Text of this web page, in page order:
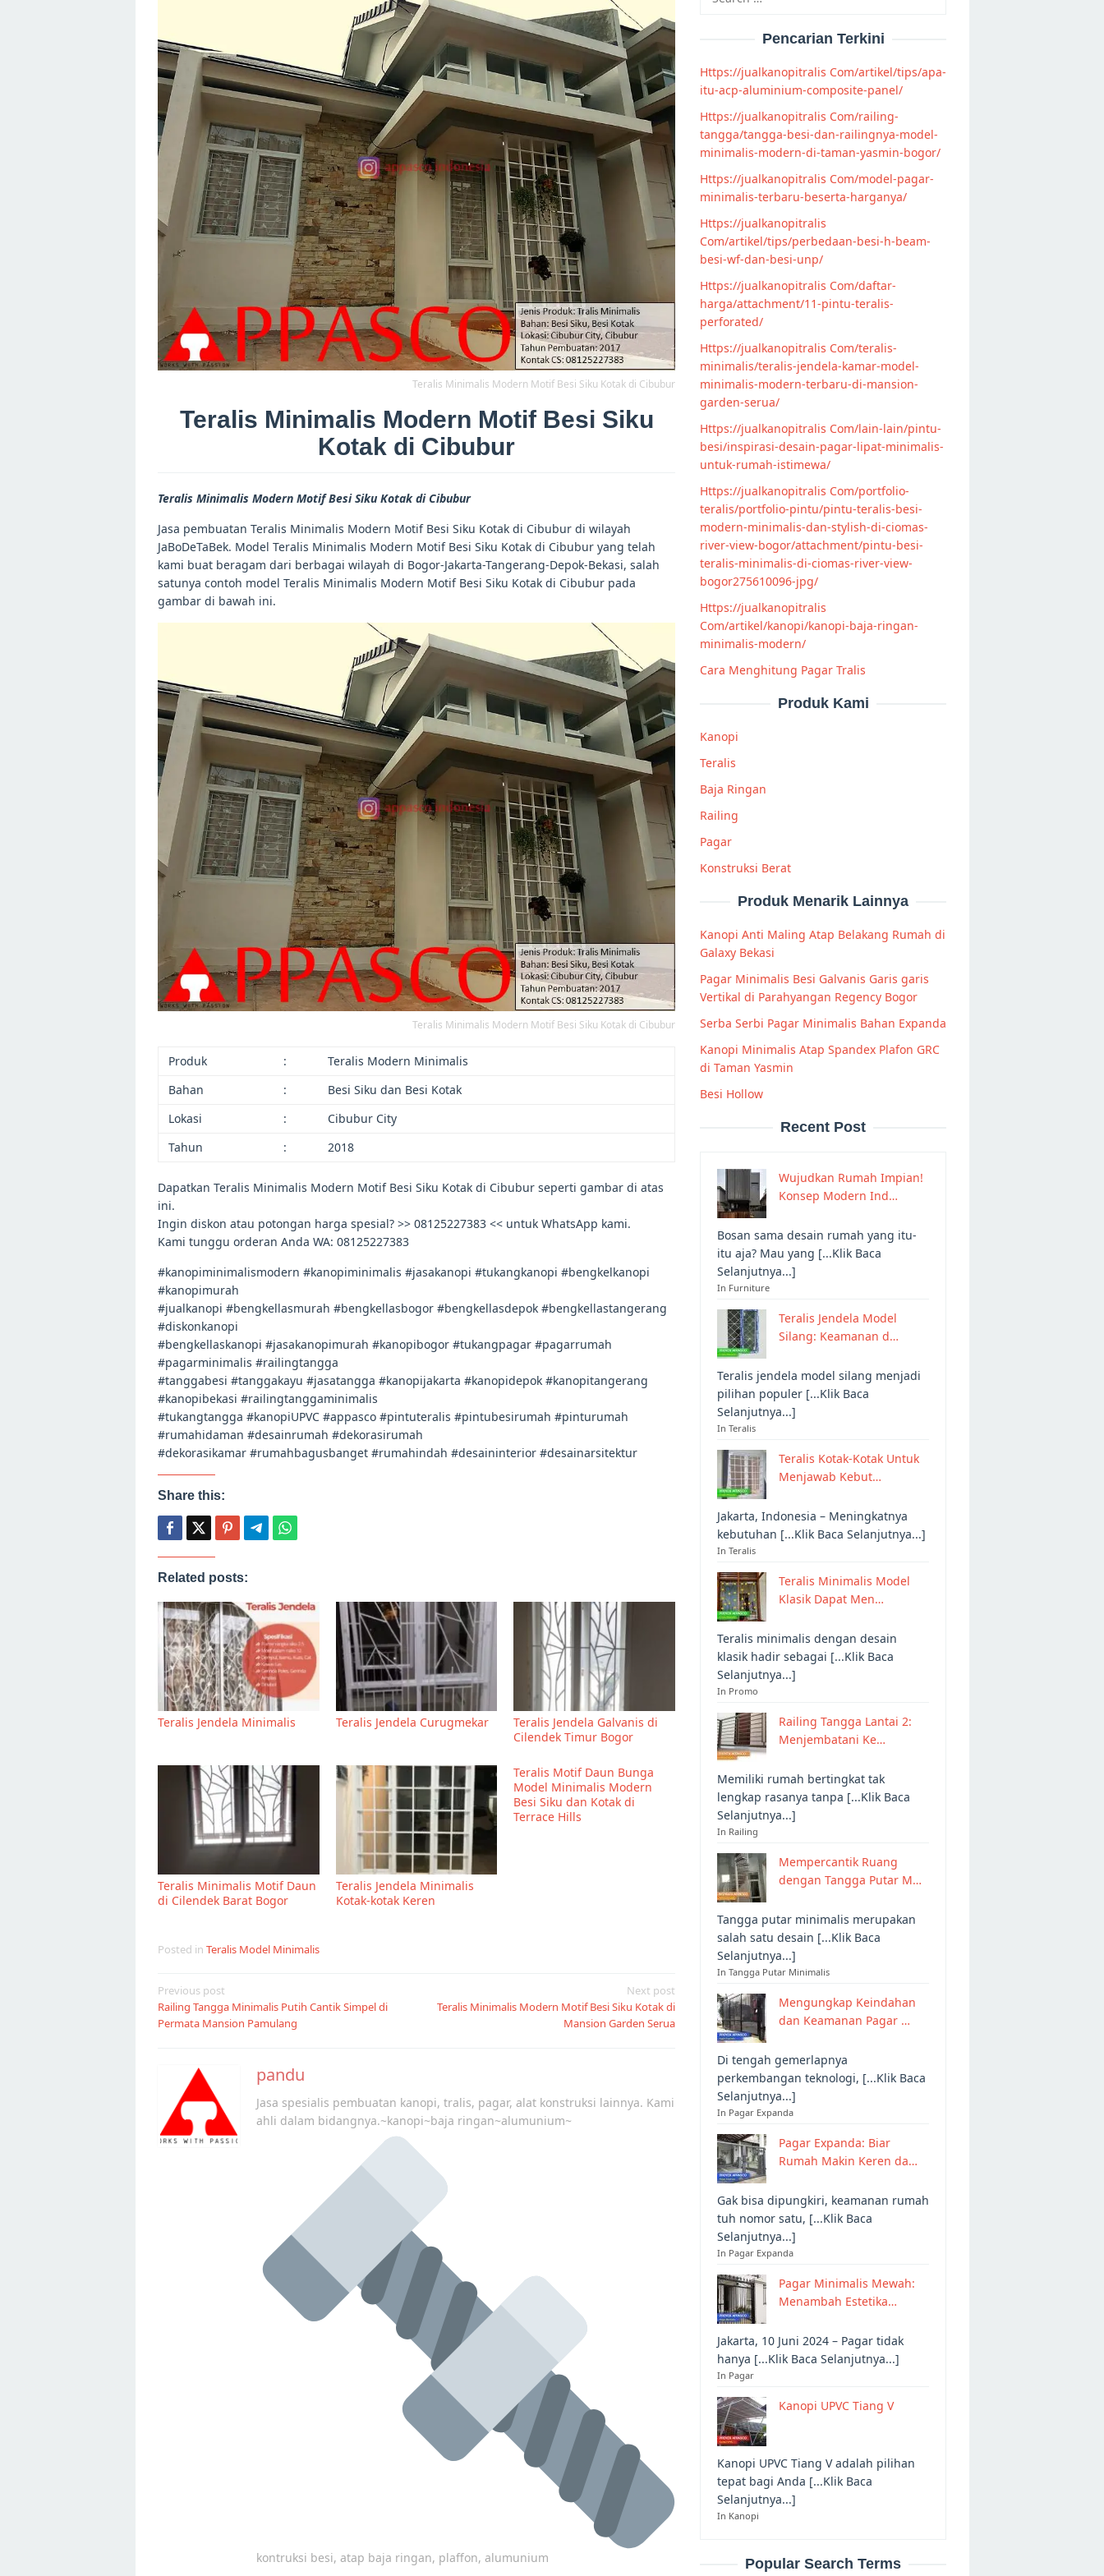
Teralis Minimalis Modern Motif Besi Siku Kotak di Cibubur
Teralis Minimalis Modern Motif Besi Siku
Kotak di Cibubur
Teralis Minimalis Modern Motif Besi Siku Kotak di Cibubur
Jasa pembuatan Teralis Minimalis Modern Motif Besi Siku Kotak di Cibubur di wilayah
JaBoDeTaBek. Model Teralis Minimalis Modern Motif Besi Siku Kotak di Cibubur yang telah
kami buat beragam dari berbagai wilayah di Bogor-Jakarta-Tangerang-Depok-Bekasi, salah
satunya contoh model Teralis Minimalis Modern Motif Besi Siku Kotak di Cibubur pada
gambar di bawah ini.
Teralis Minimalis Modern Motif Besi Siku Kotak di Cibubur
Produk :
Teralis Modern Minimalis
Bahan
:
Besi Siku dan Besi Kotak
Lokasi
:
Cibubur City
Tahun
: 2018
Dapatkan Teralis Minimalis Modern Motif Besi Siku Kotak di Cibubur seperti gambar di atas
ini.
Ingin diskon atau potongan harga spesial? >> 08125227383 << untuk WhatsApp kami.
Kami tunggu orderan Anda WA: 08125227383
#kanopiminimalismodern #kanopiminimalis #jasakanopi #tukangkanopi #bengkelkanopi
#kanopimurah
#jualkanopi #bengkellasmurah #bengkellasbogor #bengkellasdepok #bengkellastangerang
#diskonkanopi
#bengkellaskanopi #jasakanopimurah #kanopibogor #tukangpagar #pagarrumah
#pagarminimalis #railingtangga
#tanggabesi #tanggakayu #jasatangga #kanopijakarta #kanopidepok #kanopitangerang
#kanopibekasi #railingtanggaminimalis
#tukangtangga #kanopiUPVC #appasco #pintuteralis #pintubesirumah #pinturumah
#rumahidaman #desainrumah #dekorasirumah
#dekorasikamar #rumahbagusbanget #rumahindah #desaininterior #desainarsitektur
Share this:
Related posts:
Teralis Jendela Minimalis Teralis Jendela Curugmekar
Teralis Jendela Galvanis di
Cilendek Timur Bogor
Teralis Minimalis Motif Daun
di Cilendek Barat Bogor
Teralis Jendela Minimalis
Kotak-kotak Keren
Teralis Motif Daun Bunga
Model Minimalis Modern
Besi Siku dan Kotak di
Terrace Hills
Posted in Teralis Model Minimalis
Post
navigation
Previous post
Railing Tangga Minimalis Putih Cantik Simpel di
Permata Mansion Pamulang
Next post
Teralis Minimalis Modern Motif Besi Siku Kotak di
Mansion Garden Serua
pandu
Jasa spesialis pembuatan kanopi, tralis, pagar, alat konstruksi lainnya. Kami
ahli dalam bidangnya.~kanopi~baja ringan~alumunium~
kontruksi besi, atap baja ringan, plaffon, alumunium
for:
Pencarian Terkini
Https://jualkanopitralis Com/artikel/tips/apa-
itu-acp-aluminium-composite-panel/
Https://jualkanopitralis Com/railing-
tangga/tangga-besi-dan-railingnya-model-
minimalis-modern-di-taman-yasmin-bogor/
Https://jualkanopitralis Com/model-pagar-
minimalis-terbaru-beserta-harganya/
Https://jualkanopitralis
Com/artikel/tips/perbedaan-besi-h-beam-
besi-wf-dan-besi-unp/
Https://jualkanopitralis Com/daftar-
harga/attachment/11-pintu-teralis-
perforated/
Https://jualkanopitralis Com/teralis-
minimalis/teralis-jendela-kamar-model-
minimalis-modern-terbaru-di-mansion-
garden-serua/
Https://jualkanopitralis Com/lain-lain/pintu-
besi/inspirasi-desain-pagar-lipat-minimalis-
untuk-rumah-istimewa/
Https://jualkanopitralis Com/portfolio-
teralis/portfolio-pintu/pintu-teralis-besi-
modern-minimalis-dan-stylish-di-ciomas-
river-view-bogor/attachment/pintu-besi-
teralis-minimalis-di-ciomas-river-view-
bogor275610096-jpg/
Https://jualkanopitralis
Com/artikel/kanopi/kanopi-baja-ringan-
minimalis-modern/
Cara Menghitung Pagar Tralis
Produk Kami
Kanopi
Teralis
Baja Ringan
Railing
Pagar
Konstruksi Berat
Produk Menarik Lainnya
Kanopi Anti Maling Atap Belakang Rumah di
Galaxy Bekasi
Pagar Minimalis Besi Galvanis Garis garis
Vertikal di Parahyangan Regency Bogor
Serba Serbi Pagar Minimalis Bahan Expanda
Kanopi Minimalis Atap Spandex Plafon GRC
di Taman Yasmin
Besi Hollow
Recent Post
Wujudkan Rumah Impian!
Konsep Modern Ind…
Bosan sama desain rumah yang itu-
itu aja? Mau yang [...Klik Baca
Selanjutnya...]
In Furniture
Teralis Jendela Model
Silang: Keamanan d…
Teralis jendela model silang menjadi
pilihan populer [...Klik Baca
Selanjutnya...]
In Teralis
Teralis Kotak-Kotak Untuk
Menjawab Kebut…
Jakarta, Indonesia – Meningkatnya
kebutuhan [...Klik Baca Selanjutnya...]
In Teralis
Teralis Minimalis Model
Klasik Dapat Men…
Teralis minimalis dengan desain
klasik hadir sebagai [...Klik Baca
Selanjutnya...]
In Promo
Railing Tangga Lantai 2:
Menjembatani Ke…
Memiliki rumah bertingkat tak
lengkap rasanya tanpa [...Klik Baca
Selanjutnya...]
In Railing
Mempercantik Ruang
dengan Tangga Putar M…
Tangga putar minimalis merupakan
salah satu desain [...Klik Baca
Selanjutnya...]
In Tangga Putar Minimalis
Mengungkap Keindahan
dan Keamanan Pagar …
Di tengah gemerlapnya
perkembangan teknologi, [...Klik Baca
Selanjutnya...]
In Pagar Expanda
Pagar Expanda: Biar
Rumah Makin Keren da…
Gak bisa dipungkiri, keamanan rumah
tuh nomor satu, [...Klik Baca
Selanjutnya...]
In Pagar Expanda
Pagar Minimalis Mewah:
Menambah Estetika…
Jakarta, 10 Juni 2024 – Pagar tidak
hanya [...Klik Baca Selanjutnya...]
In Pagar
Kanopi UPVC Tiang V
Kanopi UPVC Tiang V adalah pilihan
tepat bagi Anda [...Klik Baca
Selanjutnya...]
In Kanopi
Popular Search Terms